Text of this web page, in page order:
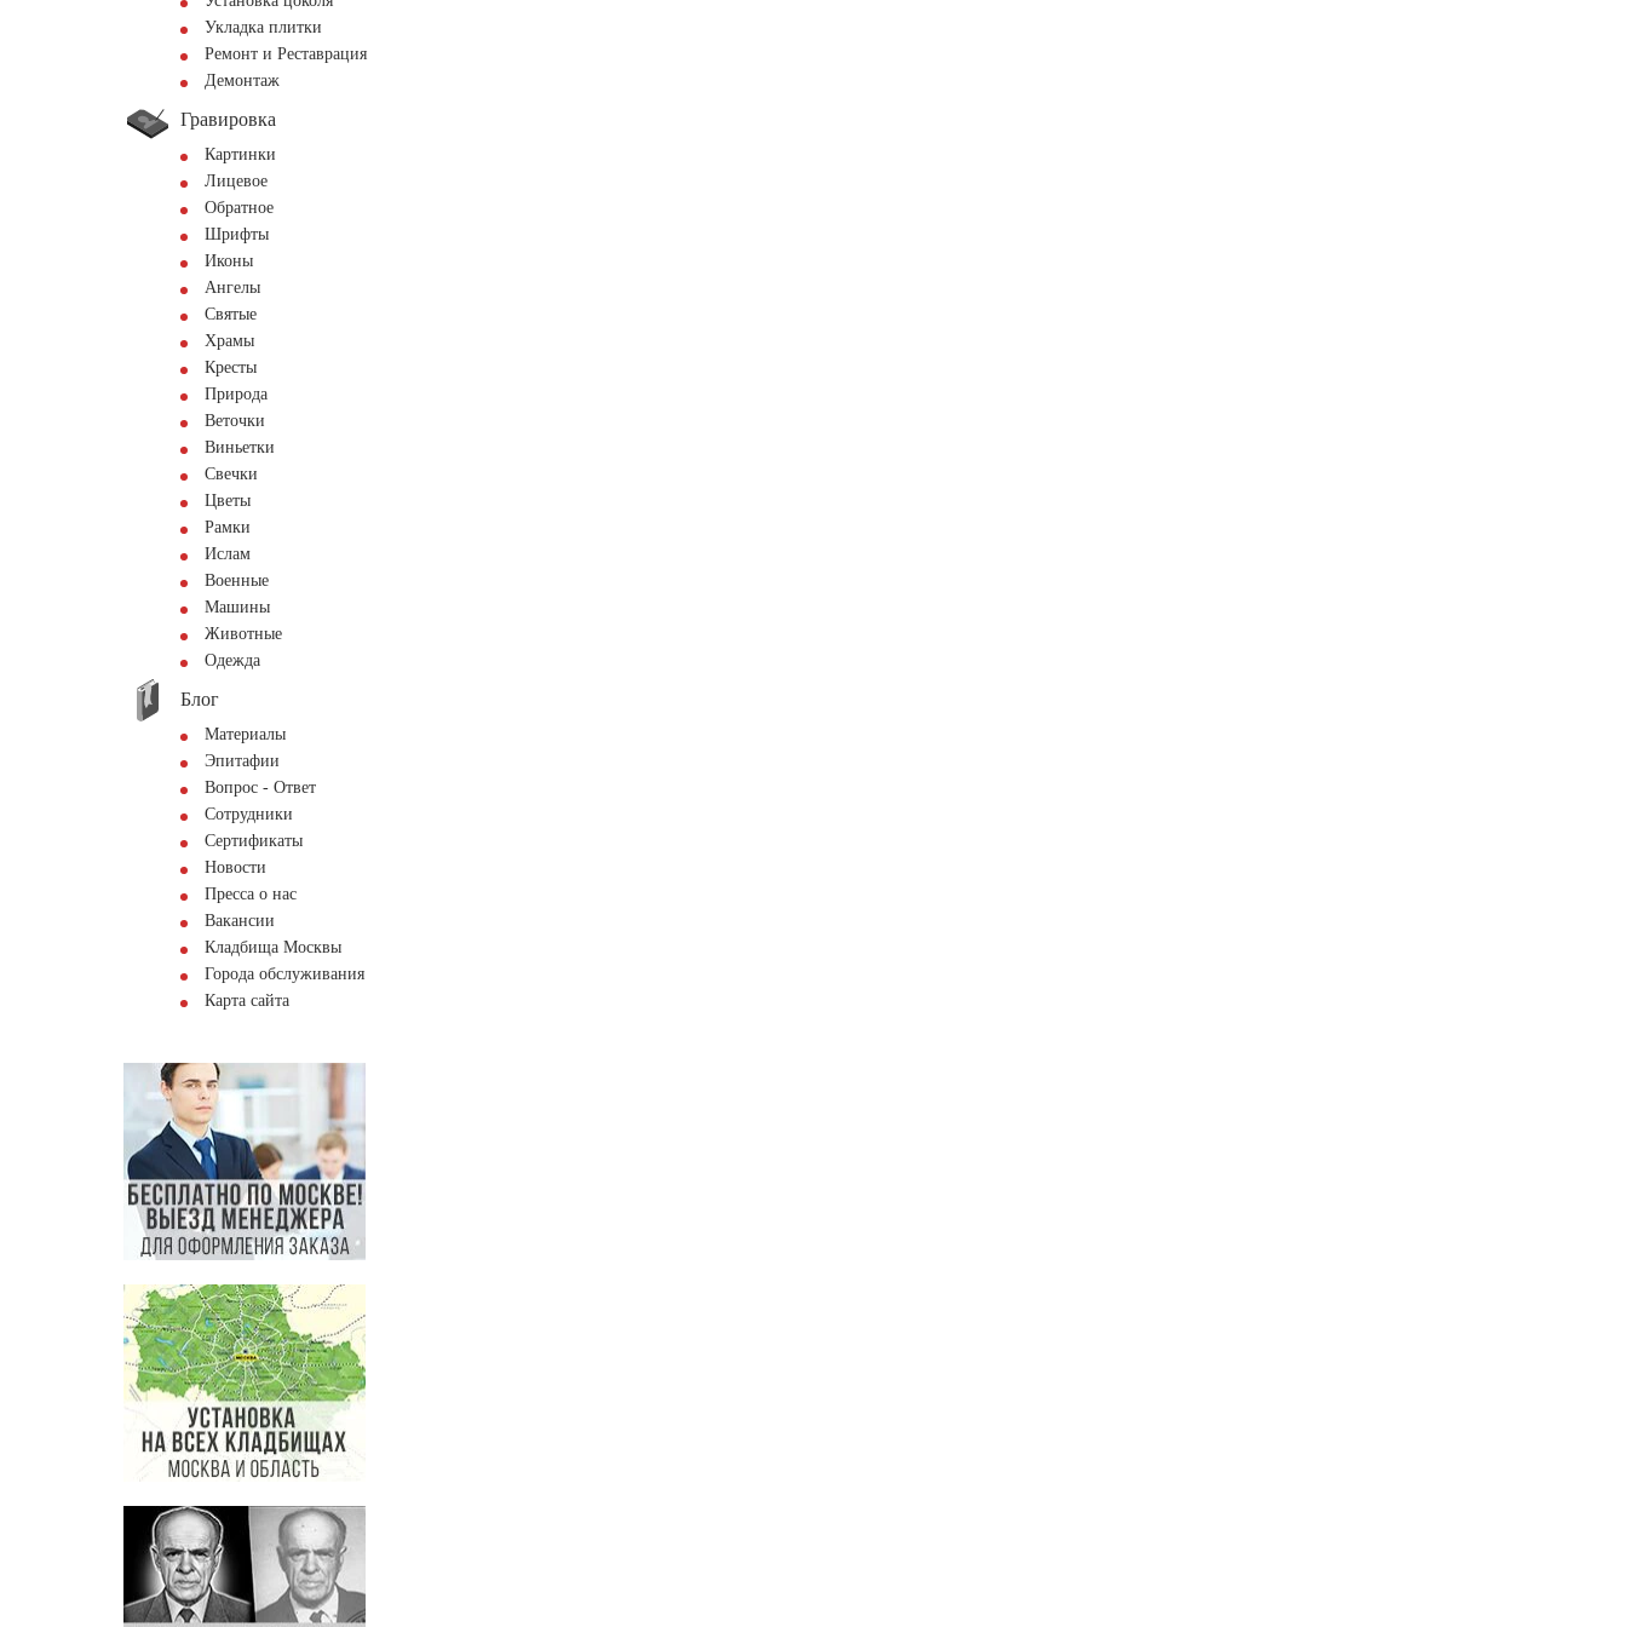
Укладка плитки
Ремонт и Реставрация
Демонтаж
Гравировка
Картинки
Лицевое
Обратное
Шрифты
Иконы
Ангелы
Святые
Храмы
Кресты
Природа
Веточки
Виньетки
Свечки
Цветы
Рамки
Ислам
Военные
Машины
Животные
Одежда
Блог
Материалы
Эпитафии
Вопрос - Ответ
Сотрудники
Сертификаты
Новости
Пресса о нас
Вакансии
Кладбища Москвы
Города обслуживания
Карта сайта